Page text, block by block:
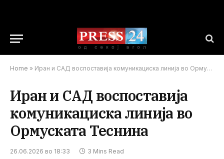
Home » Иран и САД воспоставија комуникациска линија во Ормуската Теснина
Иран и САД воспоставија
комуникациска линија во
Ормуската Теснина
26.06.2026 во 18:33 3 Mins Read